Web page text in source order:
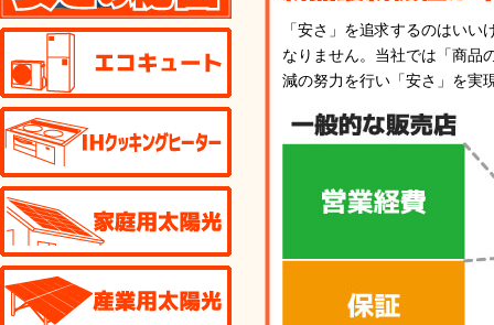
「安さ」を追求するのはい
なりません。当社では「商品
減の努力を行い「安さ」を実
エコキュート
IHクッキングヒーター
家庭用太陽光発電